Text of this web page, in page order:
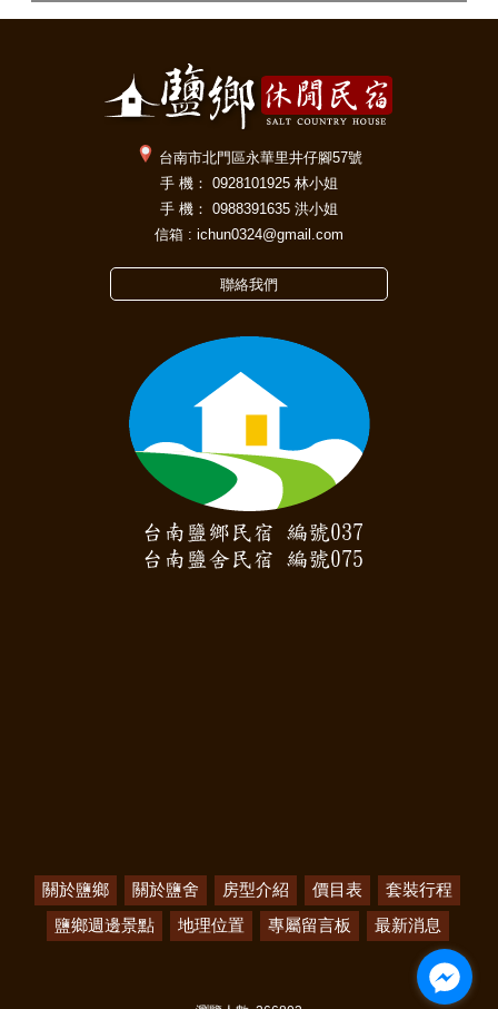
台南市北門區永華里井仔腳57號
手 機： 0928101925 林小姐
手 機： 0988391635 洪小姐
信箱 : ichun0324@gmail.com
聯絡我們
關於鹽鄉 關於鹽舍 房型介紹 價目表
套裝行程
鹽鄉週邊景點
地理位置 專屬留言板 最新消息
民宿,台南民宿,北門民宿,包棟住宿,台南包棟住宿,北門包棟住宿